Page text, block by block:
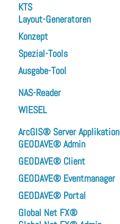
KTS
Layout-Generatoren
Konzept
Spezial-Tools
Ausgabe-Tool
NAS-Reader
WIESEL
ArcGIS® Server
GEODAVE® Admin
GEODAVE® Client
GEODAVE® Eventmanager
GEODAVE® Portal
Global Net FX®